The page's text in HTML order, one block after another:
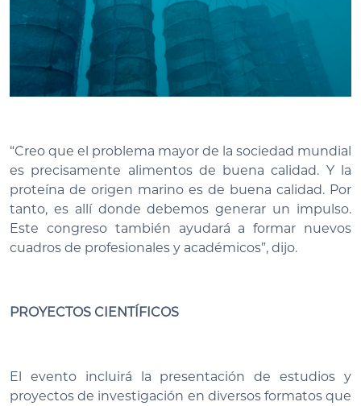
“Creo que el problema mayor de la sociedad mundial
es precisamente alimentos de buena calidad. Y la
proteína de origen marino es de buena calidad. Por
tanto, es allí donde debemos generar un impulso.
Este congreso también ayudará a formar nuevos
cuadros de profesionales y académicos”, dijo.
PROYECTOS CIENTÍFICOS
El evento incluirá la presentación de estudios y
proyectos de investigación en diversos formatos que